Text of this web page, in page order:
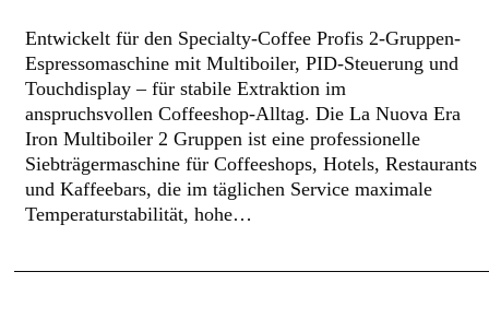
Entwickelt für den Specialty-Coffee Profis 2-Gruppen-
Espressomaschine mit Multiboiler, PID-Steuerung und
Touchdisplay – für stabile Extraktion im
anspruchsvollen Coffeeshop-Alltag. Die La Nuova Era
Iron Multiboiler 2 Gruppen ist eine professionelle
Siebträgermaschine für Coffeeshops, Hotels, Restaurants
und Kaffeebars, die im täglichen Service maximale
Temperaturstabilität, hohe…